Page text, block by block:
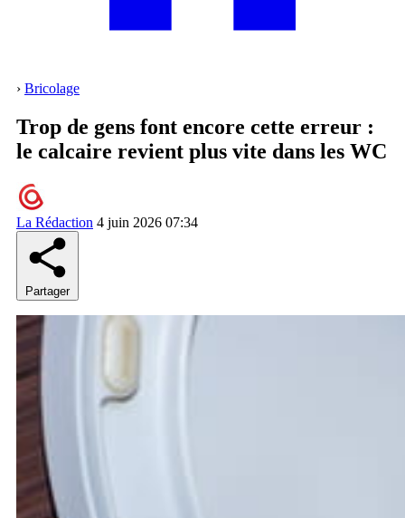
› Bricolage
Trop de gens font encore cette erreur :
le calcaire revient plus vite dans les WC
La Rédaction 4 juin 2026 07:34
Partager